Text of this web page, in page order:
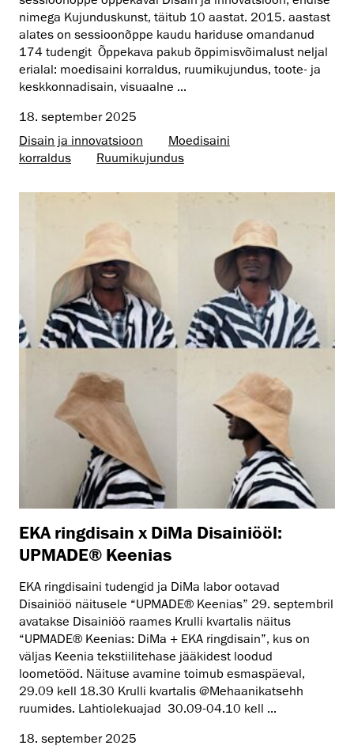
nimega Kujunduskunst, täitub 10 aastat. 2015. aastast
alates on sessioonõppe kaudu hariduse omandanud
174 tudengit Õppekava pakub õppimisvõimalust neljal
erialal: moedisaini korraldus, ruumikujundus, toote- ja
keskkonnadisain, visuaalne ...
18. september 2025
Disain ja innovatsioon
Moedisaini
korraldus
Ruumikujundus
EKA ringdisain x DiMa Disainiööl:
UPMADE® Keenias
EKA ringdisaini tudengid ja DiMa labor ootavad
Disainiöö näitusele “UPMADE® Keenias” 29. septembril
avatakse Disainiöö raames Krulli kvartalis näitus
“UPMADE® Keenias: DiMa + EKA ringdisain”, kus on
väljas Keenia tekstiilitehase jääkidest loodud
loometööd. Näituse avamine toimub esmaspäeval,
29.09 kell 18.30 Krulli kvartalis @Mehaanikatsehh
ruumides. Lahtiolekuajad 30.09-04.10 kell ...
18. september 2025